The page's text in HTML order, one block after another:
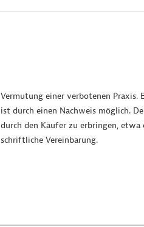
Vermutung einer verbotenen Praxis.
ist durch einen Nachweis möglich.
durch den Käufer zu erbringen, etwa
schriftliche Vereinbarung.